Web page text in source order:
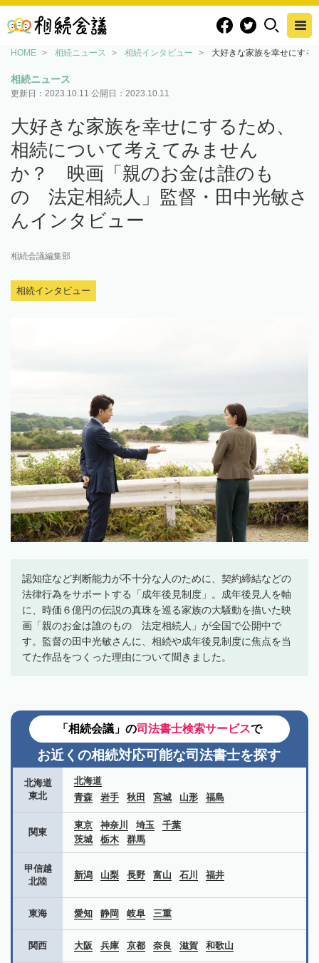
HOME 相続ニュース 相続インタビュー 大好きな家族を幸せにす
相続ニュース
更新日： 2023.10.11 公開日： 2023.10.11
大好きな家族を幸せにするため、
相続について考えてみません
か？ 映画「親のお金は誰のも
の 法定相続人」監督・田中光敏さ
んインタビュー
相続会議編集部
相続インタビュー
認知症など判断能力が不十分な人のために、契約締結などの
法律行為をサポートする「成年後見制度」。成年後見人を軸
に、時価６億円の伝説の真珠を巡る家族の大騒動を描いた映
画「親のお金は誰のもの 法定相続人」が全国で公開中で
す。監督の田中光敏さんに、相続や成年後見制度に焦点を当
てた作品をつくった理由について聞きました。
「相続会議」の司法書士検索サービスで
お近くの相続対応可能な司法書士を探す
北海道
東北
北海道
青森
岩手 秋田 宮城 山形 福島
関東
東京 神奈川 埼玉
千葉
茨城
栃木 群馬
甲信越
北陸
新潟 山梨 長野 富山 石川 福井
東海 愛知 静岡 岐阜 三重
関西 大阪 兵庫 京都 奈良 滋賀 和歌山